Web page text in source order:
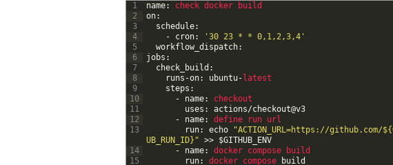
1
2
3
4
5
6
7
8
9
10
11
12
13
14
15
name: check docker
build
on:
schedule:
-
cron:
'30 23 * * 0,1,2,3,4'
workflow_dispatch:
jobs :
check_build :
runs -on: ubuntu- latest
steps :
-
name:
checkout
uses : actions/checkout@v3
-
name: define run url
run: echo
"ACTION_URL=https://github.com/
UB_RUN_ID}" >> $GITHUB_ENV
-
name: docker compose
build
run: docker compose
build